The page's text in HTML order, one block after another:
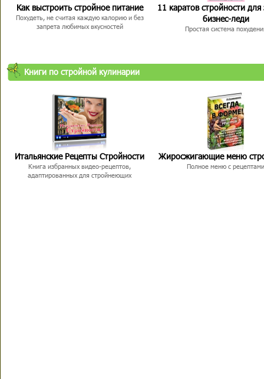
Как выстроить стройное питание
Похудеть, не считая каждую калорию и без
запрета любимых вкусностей
11 каратов стройности для
бизнес-леди
Простая система
Книги по стройной кулинарии
Итальянские Рецепты Стройности
Книга избранных видео-рецептов,
адаптированных для стройнеющих
Жиросжигающие меню
Полное меню с рецептами